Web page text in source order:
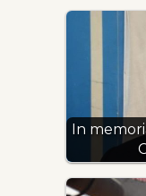
In